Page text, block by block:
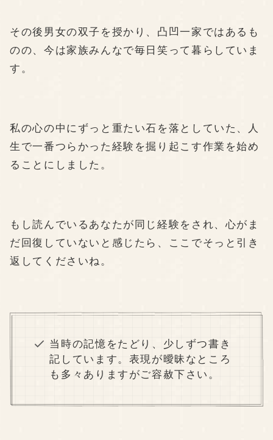
その後男女の双子を授かり、凸凹一家ではあるも
のの、今は家族みんなで毎日笑って暮らしていま
す。
私の心の中にずっと重たい石を落としていた、人
生で一番つらかった経験を掘り起こす作業を始め
ることにしました。
もし読んでいるあなたが同じ経験をされ、心がま
だ回復していないと感じたら、ここでそっと引き
返してくださいね。
当時の記憶をたどり、少しずつ書き
記しています。表現が曖昧なところ
も多々ありますがご容赦下さい。